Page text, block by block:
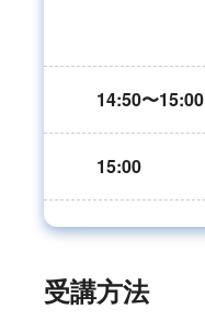
14:50〜15:00
15:00
受講方法